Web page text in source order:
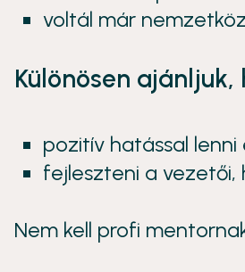
voltál már
Különösen
pozitív hatással
fejleszteni a vezetői,
Nem kell profi